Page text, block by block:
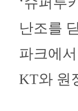
난조를
파크에
KT와 원